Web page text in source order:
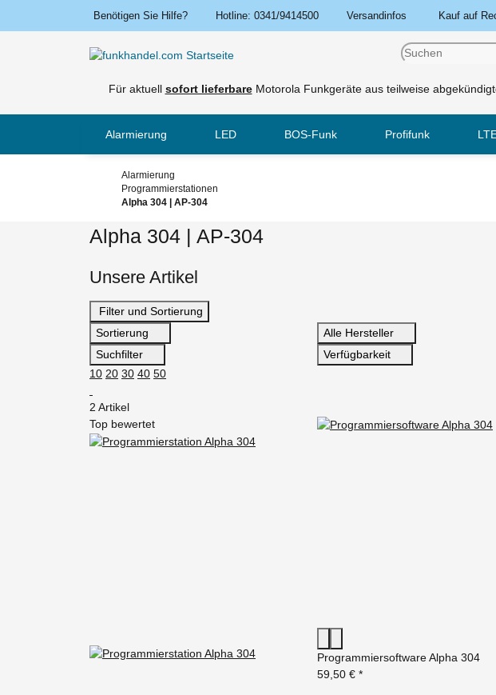
Benötigen Sie Hilfe? Hotline: 0341/9414500 Versandinfos Kauf auf
Für aktuell sofort lieferbareMotorola Funkgeräte aus teilweise
Alarmierung LED BOS-Funk Profifunk
Alarmierung
Programmierstationen
Alpha 304 | AP-304
Alpha 304 | AP-304
Unsere Artikel
Filter und Sortierung
Sortierung
Alle Hersteller
Suchfilter
Verfügbarkeit
10 20 30 40 50
2 Artikel
Top bewertet
Programmiersoftware Alpha 304
59,50 € *